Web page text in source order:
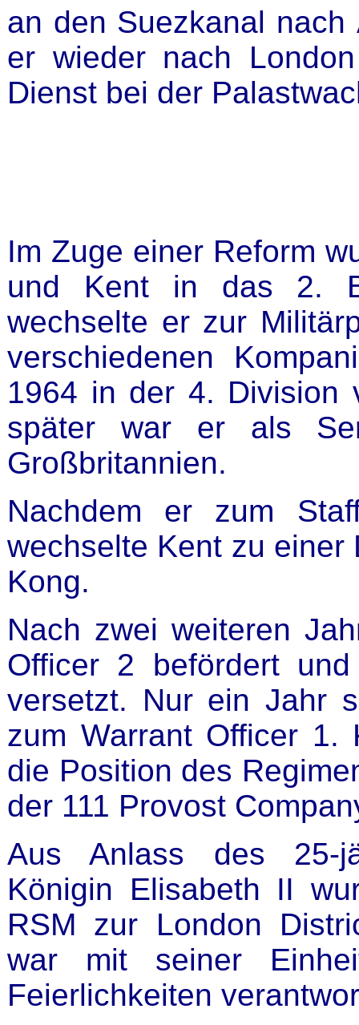
an den Suezkanal
er wieder nach
Dienst bei der
Im Zuge einer Reform
und Kent in das 2.
wechselte er zur
verschiedenen
1964 in der 4. Division
später war er als
Großbritannien.
Nachdem er zum
wechselte Kent zu einer
Kong.
Nach zwei weiteren
Officer 2 befördert
versetzt. Nur ein Jahr
zum Warrant Officer 1.
die Position des
der 111 Provost
Aus Anlass des 25-
Königin Elisabeth II
RSM zur London
war mit seiner
Feierlichkeiten